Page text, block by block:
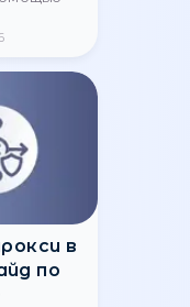
в 2026?
прокси и
данных в 2026
между бизнес-
от
12:23